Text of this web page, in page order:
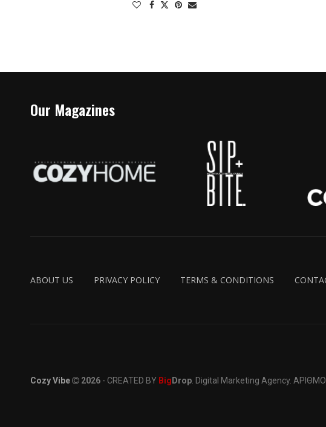
Our Magazines
ABOUT US PRIVACY POLICY TERMS & CONDITIONS
Cozy Vibe 2026 - CREATED BY Big Drop . Digital Marketing Agency.